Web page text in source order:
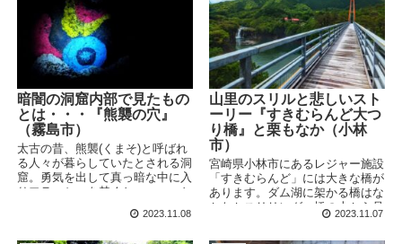
のミュージアム かごしま近代文
学館とともに、1998年にオープ
ンしたかごしまメルヘン館...
暗闇の洞窟内部で見たもの
とは・・・『熊襲の穴』
（霧島市）
太古の昔、熊襲(くまそ)と呼ばれ
る人々が暮らしていたとされる洞
窟。勇気を出して真っ暗な中に入
りフラッシュを焚くと・・・・と
2023.11.08
山里のスリルと悲しいスト
ーリー『すきむらんど大つ
り橋』と栗もなか（小林
市）
宮崎県小林市にあるレジャー施設
「すきむらんど」には大きな橋が
あります。ダム湖に架かる橋はな
かなかスリリング。橋の上から見
える須木の滝には悲しいお話が伝
2023.11.07